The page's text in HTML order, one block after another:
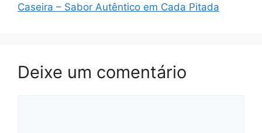
Caseira – Sabor Autêntico em Cada Pitada
Deixe um comentário